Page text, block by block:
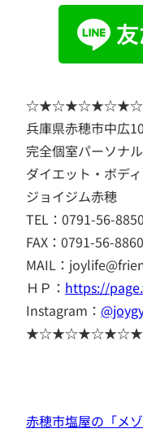
兵庫県赤穂市中広
完全個室パーソナ
ダイエット・ボデ
ジョイジム赤穂
TEL：0791-56-8850
FAX：0791-56-8860
MAIL：
ＨＰ： https://
Instagram：
赤穂市塩屋の「メ